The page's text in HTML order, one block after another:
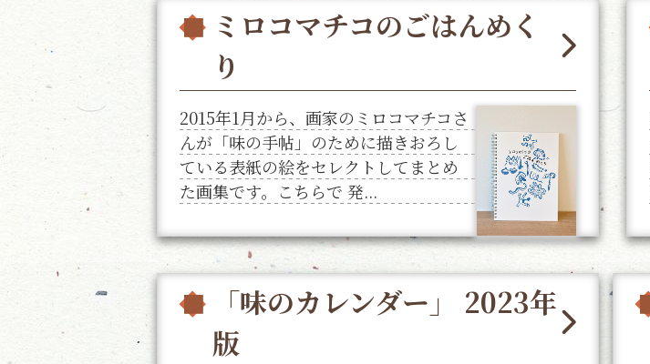
ミロコマチコのごはんめく
り
2015年1月から、画家のミロコマチコさ
んが「味の手帖」のために描きおろし
ている表紙の絵をセレクトしてまとめ
た画集です。こちらで 発...
「味のカレンダー」 2023年
版